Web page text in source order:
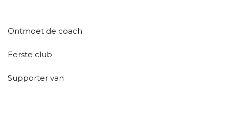
Ontmoet de coach:
Eerste club
Supporter van